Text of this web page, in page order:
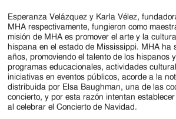
Esperanza Velázquez y Karla Vélez,
MHA respectivamente, fungieron como
misión de MHA es promover el arte y la
hispana en el estado de Mississippi. MHA ha
años, promoviendo el talento de los hispanos
programas educacionales, actividades
iniciativas en eventos públicos, acorde a la
distribuida por Elsa Baughman, una de las
concierto, y por esta razón intentan
al celebrar el Concierto de Navidad.